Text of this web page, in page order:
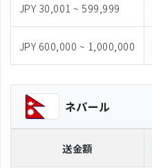
JPY 30,001 ~ 599,999
JPY 600,000 ~ 1,000,000
ネパール
送金額